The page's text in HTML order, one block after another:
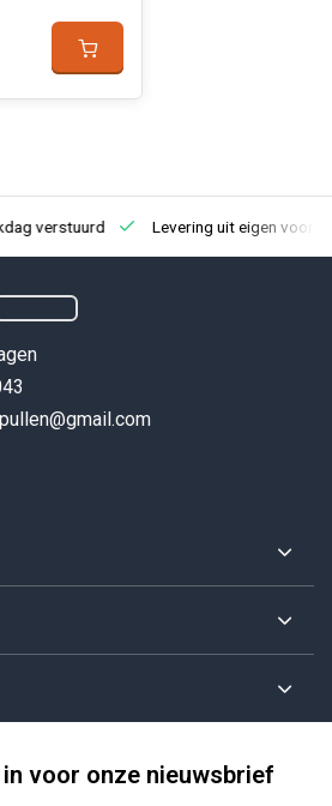
verstuurd Levering uit eigen
voor onze nieuwsbrief